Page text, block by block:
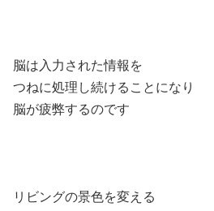
脳は入力された情報を
つねに処理し続けることになり
脳が疲弊するのです
リビングの景色を変える